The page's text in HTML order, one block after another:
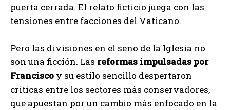
puerta cerrada. El relato ficticio juega con las
tensiones entre facciones del Vaticano.
Pero las divisiones en el seno de la Iglesia no
son una ficción. Las reformas impulsadas por
Francisco y su estilo sencillo despertaron
críticas entre los sectores más conservadores,
que apuestan por un cambio más enfocado en la